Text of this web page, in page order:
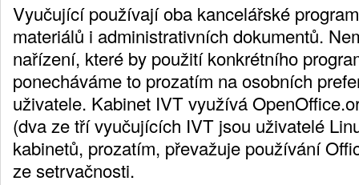
Vyučující používají oba kancelářské
materiálů i administrativních dokumentů.
nařízení, které by použití konkrétního
ponecháváme to prozatím na osobních
uživatele. Kabinet IVT využívá
(dva ze tří vyučujících IVT jsou uživatelé
kabinetů, prozatím, převažuje používání
ze setrvačnosti.